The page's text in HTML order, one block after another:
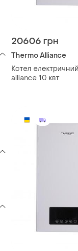
20606 грн
Thermo Alliance
Котел
alliance 10 квт